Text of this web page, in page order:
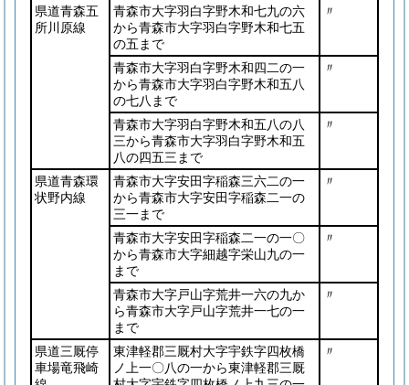
県道青森五
所川原線
青森市大字羽白字野木和七九の六
から青森市大字羽白字野木和七五
の五まで
〃
青森市大字羽白字野木和四二の一
から青森市大字羽白字野木和五八
の七八まで
〃
青森市大字羽白字野木和五八の八
三から青森市大字羽白字野木和五
八の四五三まで
〃
県道青森環
状野内線
青森市大字安田字稲森三六二の一
から青森市大字安田字稲森二一の
三一まで
〃
青森市大字安田字稲森二一の一〇
から青森市大字細越字栄山九の一
まで
〃
青森市大字戸山字荒井一六の九か
ら青森市大字戸山字荒井一七の一
まで
〃
県道三厩停
車場竜飛崎
東津軽郡三厩村大字宇鉄字四枚橋
ノ上一〇八の一から東津軽郡三厩
〃